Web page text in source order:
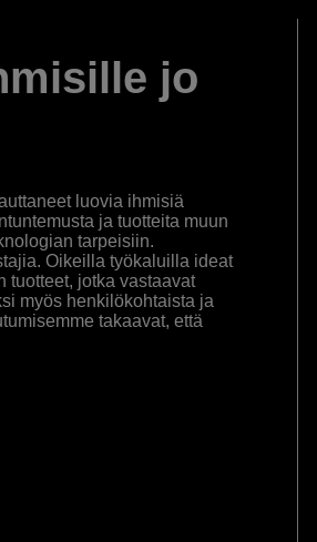
jo
luovia ihmisiä
ja tuotteita muun
tarpeisiin.
Oikeilla työkaluilla ideat
tuotteet, jotka vastaavat
myös henkilökohtaista ja
takaavat, että